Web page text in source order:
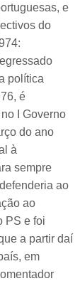
e
do
política
é
I Governo
do ano
à
sempre
ao
ao
PS e foi
a partir daí
em